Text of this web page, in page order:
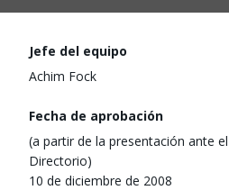
Jefe del equipo
Achim Fock
Fecha de aprobación
(a partir de la presentación ante el
Directorio)
10 de diciembre de 2008